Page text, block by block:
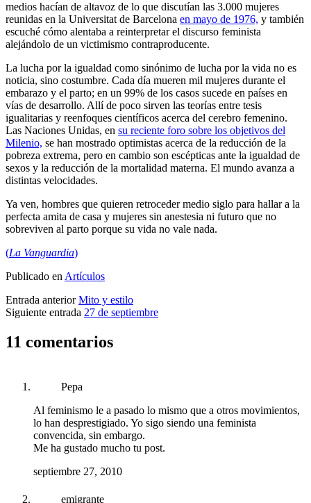
medios hacían de altavoz de lo que discutían las 3.000 mujeres
reunidas en la Universitat de Barcelona en mayo de 1976, y también
escuché cómo alentaba a reinterpretar el discurso feminista
alejándolo de un victimismo contraproducente.
La lucha por la igualdad como sinónimo de lucha por la vida no es
noticia, sino costumbre. Cada día mueren mil mujeres durante el
embarazo y el parto; en un 99% de los casos sucede en países en
vías de desarrollo. Allí de poco sirven las teorías entre tesis
igualitarias y reenfoques científicos acerca del cerebro femenino.
Las Naciones Unidas, en su reciente foro sobre los objetivos del
Milenio, se han mostrado optimistas acerca de la reducción de la
pobreza extrema, pero en cambio son escépticas ante la igualdad de
sexos y la reducción de la mortalidad materna. El mundo avanza a
distintas velocidades.
Ya ven, hombres que quieren retroceder medio siglo para hallar a la
perfecta amita de casa y mujeres sin anestesia ni futuro que no
sobreviven al parto porque su vida no vale nada.
(La Vanguardia)
Publicado enArtículos
Entrada anterior Mito y estilo
Siguiente entrada 27 de septiembre
11 comentarios
Pepa
Al feminismo le a pasado lo mismo que a otros movimientos,
lo han desprestigiado. Yo sigo siendo una feminista
convencida, sin embargo.
Me ha gustado mucho tu post.
septiembre 27, 2010
emigrante